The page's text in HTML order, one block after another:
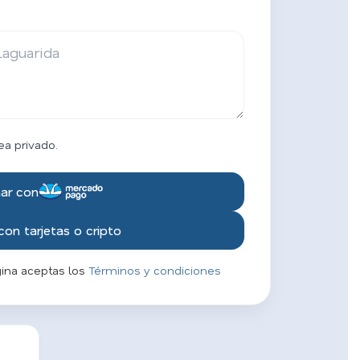
privado.
con
tarjetas o cripto
aceptas los Términos y condiciones